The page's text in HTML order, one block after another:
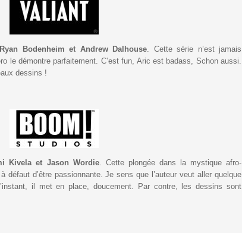
Bodenheim et Andrew Dalhouse. Cette série n’est jamais
le démontre parfaitement. C’est fun, Aric est badass, Schon aussi.
dessins !
Kivela et Jason Wordie. Cette plongée dans la mystique afro-
défaut d’être passionnante. Je sens que l’auteur veut aller quelque
il met en place, doucement. Par contre, les dessins sont